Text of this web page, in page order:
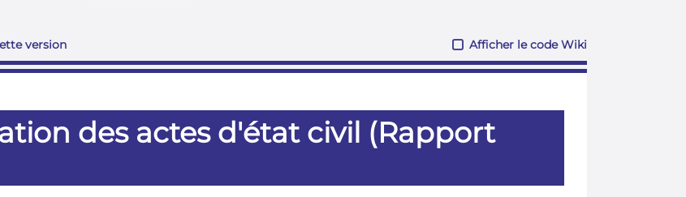
version Afficher le code Wiki
des actes d'état civil (Rapport